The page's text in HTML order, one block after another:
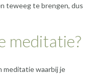
teweeg te brengen, dus
meditatie?
meditatie waarbij je